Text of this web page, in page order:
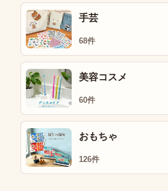
手芸
68件
美容コスメ
60件
おもちゃ
126件